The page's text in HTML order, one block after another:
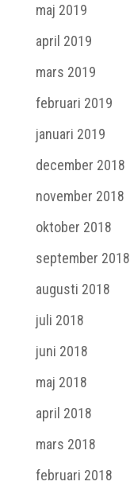
maj 2019
april 2019
mars 2019
februari 2019
januari 2019
december 2018
november 2018
oktober 2018
september 2018
augusti 2018
juli 2018
juni 2018
maj 2018
april 2018
mars 2018
februari 2018